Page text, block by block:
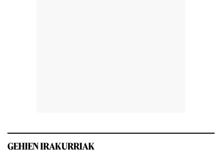
GEHIEN IRAKURRIAK